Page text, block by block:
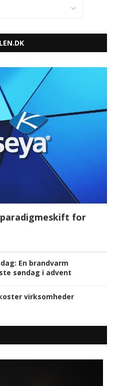
paradigmeskift for
En brandvarm
søndag i advent
virksomheder